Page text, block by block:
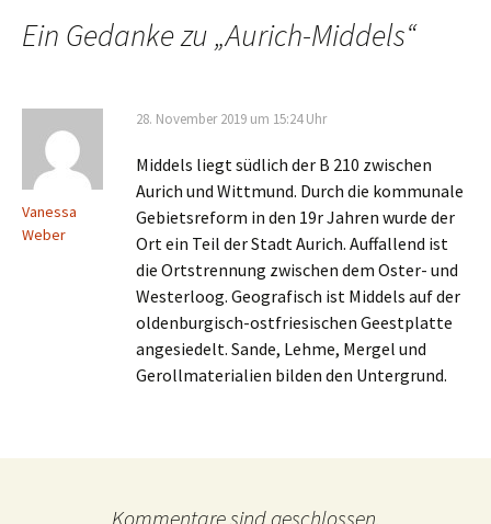
Navigation
Ein Gedanke zu „Aurich-Middels“
Vanessa
Weber
28. November 2019 um 15:24 Uhr
Middels liegt südlich der B 210 zwischen
Aurich und Wittmund. Durch die kommunale
Gebietsreform in den 19r Jahren wurde der
Ort ein Teil der Stadt Aurich. Auffallend ist
die Ortstrennung zwischen dem Oster- und
Westerloog. Geografisch ist Middels auf der
oldenburgisch-ostfriesischen Geestplatte
angesiedelt. Sande, Lehme, Mergel und
Gerollmaterialien bilden den Untergrund.
Kommentare sind geschlossen.